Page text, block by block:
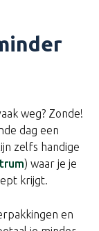
weg? Zonde!
dag een
zelfs handige
) waar je je
krijgt.
en